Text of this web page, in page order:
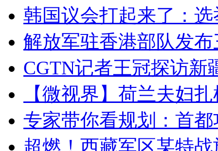
韩国议会打起来了：
解放军驻香港部队发
CGTN记者王冠探访新
【微视界】荷兰夫妇
专家带你看规划：首
超燃！西藏军区某特